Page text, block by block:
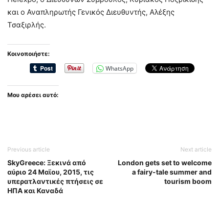
και ο Αναπληρωτής Γενικός Διευθυντής, Αλέξης
Τσαξιρλής.
Κοινοποιήστε:
WhatsApp
Μου αρέσει αυτό:
Previous article
SkyGreece: Ξεκινά από
αύριο 24 Μαϊου, 2015, τις
υπερατλαντικές πτήσεις σε
ΗΠΑ και Καναδά
Next article
London gets set to welcome
a fairy-tale summer and
tourism boom